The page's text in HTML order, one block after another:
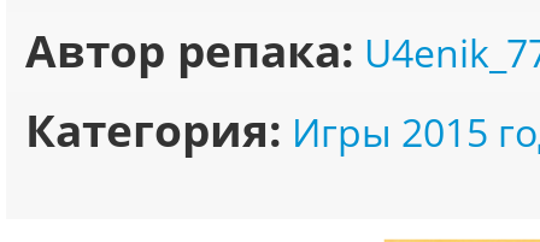
Автор репака:
Категория: Игры 2015